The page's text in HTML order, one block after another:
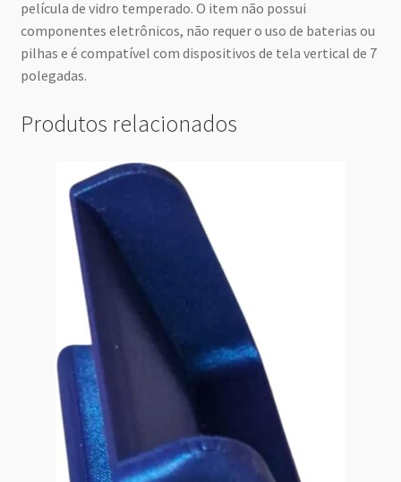
película de vidro temperado. O item não possui
componentes eletrônicos, não requer o uso de baterias ou
pilhas e é compatível com dispositivos de tela vertical de 7
polegadas.
Produtos relacionados